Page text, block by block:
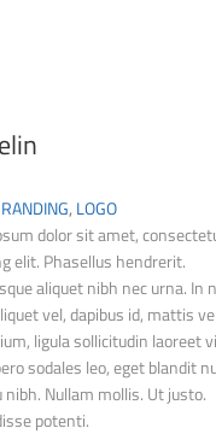
, LOGO
dolor sit amet,
elit. Phasellus hendrerit.
aliquet nibh nec urna. In
vel, dapibus id, mattis
ligula sollicitudin laoreet
sodales leo, eget blandit
Nullam mollis. Ut justo.
potenti.